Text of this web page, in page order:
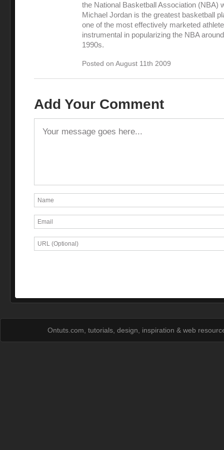
the National Basketball Association (NBA)
Michael Jordan is the greatest basketball
one of the most effectively marketed
instrumental in popularizing the NBA
1990s.
Posted on August 11th 2009
Add Your Comment
Ontuts.com, tutorials, design, inspiration & web